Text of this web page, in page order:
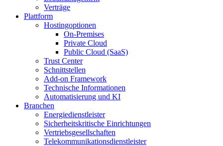
Verträge
Plattform
Hostingoptionen
On-Premises
Private Cloud
Public Cloud (SaaS)
Trust Center
Schnittstellen
Add-on Framework
Technische Informationen
Automatisierung und KI
Branchen
Energiedienstleister
Sicherheitskritische Einrichtungen
Vertriebsgesellschaften
Telekommunikationsdienstleister